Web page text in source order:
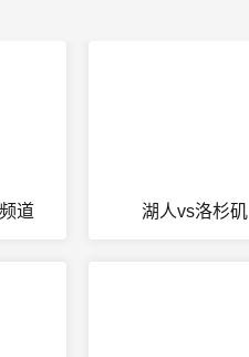
道 湖人vs洛杉矶